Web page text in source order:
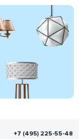
+7 (495) 225-55-48